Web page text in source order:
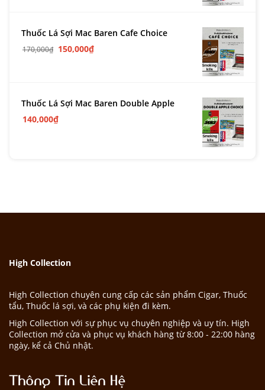
Thuốc Lá Sợi Mac Baren Cafe Choice
170,000₫ 150,000₫
Thuốc Lá Sợi Mac Baren Double Apple
140,000₫
High Collection
High Collection chuyên cung cấp các sản phẩm Cigar, Thuốc
tẩu, Thuốc lá sợi, và các phụ kiện đi kèm.
High Collection với sự phục vụ chuyên nghiệp và uy tín. High
Collection mở cửa và phục vụ khách hàng từ 8:00 - 22:00 hàng
ngày, kể cả Chủ nhật.
Thông Tin Liên Hệ